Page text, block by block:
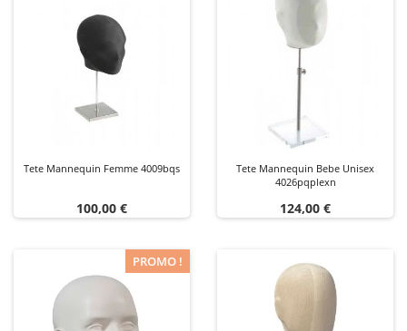
Tete Mannequin Femme 4009bqs
Prix
100,00 €
Tete Mannequin Bebe Unisex
4026pqplexn
Prix
124,00 €
PROMO !